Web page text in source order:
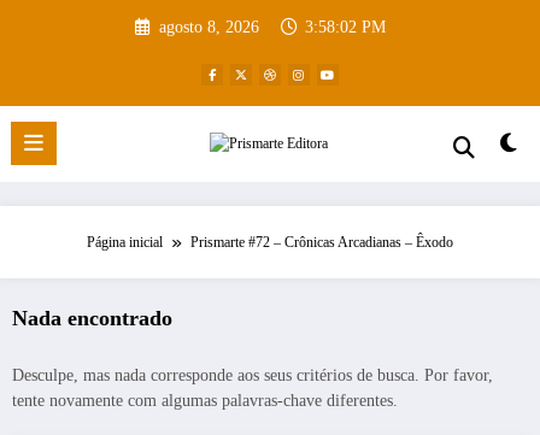
agosto 8, 2026 3:58:03 PM
Página inicial Prismarte #72 – Crônicas Arcadianas – Êxodo
Nada encontrado
Desculpe, mas nada corresponde aos seus critérios de busca. Por favor,
tente novamente com algumas palavras-chave diferentes.